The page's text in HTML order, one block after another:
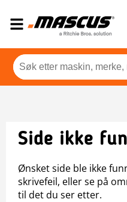
Side ikke
Ønsket side ble ikke
skrivefeil, eller se på
til det du ser etter.